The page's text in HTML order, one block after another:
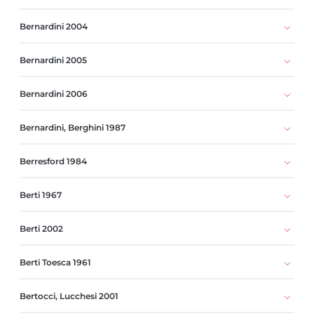
Bernardini 2004
Bernardini 2005
Bernardini 2006
Bernardini, Berghini 1987
Berresford 1984
Berti 1967
Berti 2002
Berti Toesca 1961
Bertocci, Lucchesi 2001